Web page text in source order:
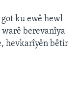
ku ewê hewl
berevanîya
hevkarîyên bêtir